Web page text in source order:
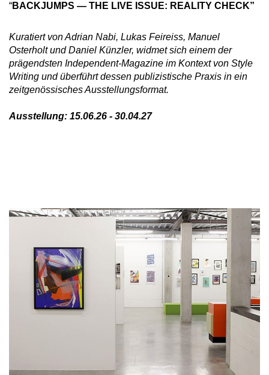
“BACKJUMPS — THE LIVE ISSUE: REALITY CHECK”
Kuratiert von Adrian Nabi, Lukas Feireiss, Manuel
Osterholt und Daniel Künzler, widmet sich einem der
prägendsten Independent-Magazine im Kontext von Style
Writing und überführt dessen publizistische Praxis in ein
zeitgenössisches Ausstellungsformat.
Ausstellung: 15.06.26 - 30.04.27